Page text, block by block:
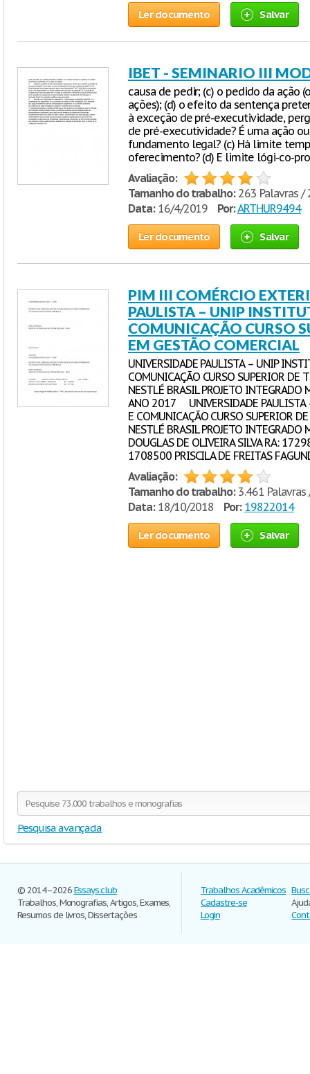
Ler documento Salvar
IBET - SEMINARIO III
causa de pedir; (c) o pedido da ação
ações); (d) o efeito da sentença
à exceção de pré-executividade,
de pré-executividade? É uma ação
fundamento legal? (c) Há limite
oferecimento? (d) E limite lógi-co-
Avaliação:
Tamanho do trabalho:263 Palavras /
Data:16/4/2019 Por:ARTHUR9494
Ler documento Salvar
PIM III COMÉRCIO
PAULISTA – UNIP
COMUNICAÇÃO CURSO
EM GESTÃO COMERCIAL
UNIVERSIDADE PAULISTA – UNIP
COMUNICAÇÃO CURSO SUPERIOR DE
NESTLÉ BRASIL PROJETO
ANO 2017 UNIVERSIDADE PAULISTA
E COMUNICAÇÃO CURSO SUPERIOR
NESTLÉ BRASIL PROJETO
DOUGLAS DE OLIVEIRA SILVA RA:
1708500 PRISCILA DE FREITAS
Avaliação:
Tamanho do trabalho:3.461 Palavras
Data:18/10/2018 Por: 19822014
Ler documento Salvar
Pesquisa avançada
© 2014–2026Essays.club
Trabalhos, Monografias, Artigos, Exames,
Resumos de livros, Dissertações
Trabalhos Acadêmicos
Cadastre-se
Login